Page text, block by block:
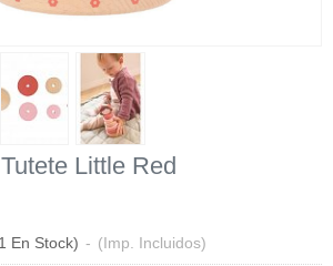
Little Red
En Stock) - (Imp. Incluidos)